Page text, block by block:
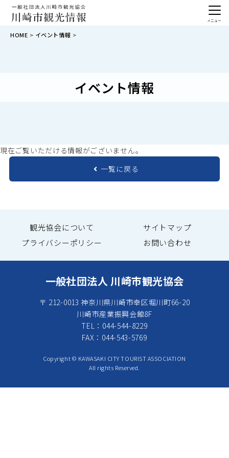
HOME イベント情報
イベント情報
現在ご覧いただける情報がございません。
一覧に戻る
観光協会について
サイトマップ
プライバシーポリシー
お問い合わせ
一般社団法人 川崎市観光協会
〒 212-0013 神奈川県川崎市幸区堀川町66-20
川崎市産業振興会館8F
TEL：044-544-8229
FAX：044-543-5769
Copyright © KAWASAKI CITY TOURIST ASSOCIATION
All rights Reserved.
メニュー